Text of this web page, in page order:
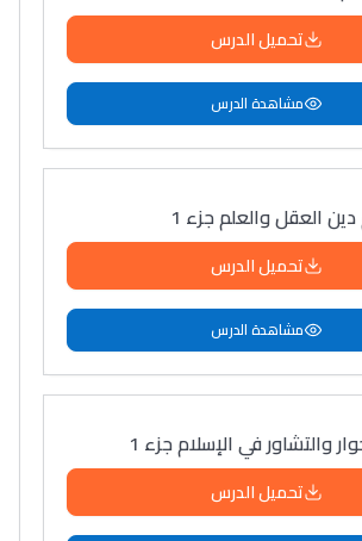
فالقفز
البردع
تحميل الدرس
مشاهدة الدرس
دين العقل والعلم جزء 1
تحميل الدرس
مشاهدة الدرس
والتشاور في الإسلام جزء 1
تحميل الدرس